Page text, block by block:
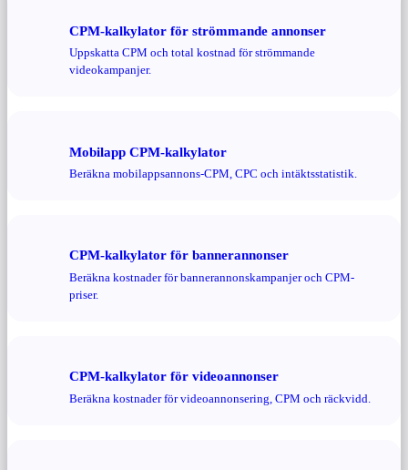
CPM-kalkylator för strömmande annonser
Uppskatta CPM och total kostnad för strömmande
videokampanjer.
Mobilapp CPM-kalkylator
Beräkna mobilappsannons-CPM, CPC och intäktsstatistik.
CPM-kalkylator för bannerannonser
Beräkna kostnader för bannerannonskampanjer och CPM-
priser.
CPM-kalkylator för videoannonser
Beräkna kostnader för videoannonsering, CPM och räckvidd.